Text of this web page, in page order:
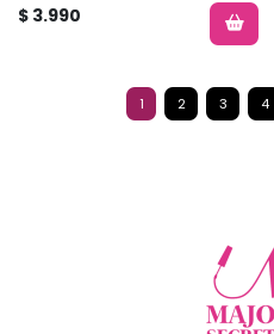
$ 3.990
1 2 3 4